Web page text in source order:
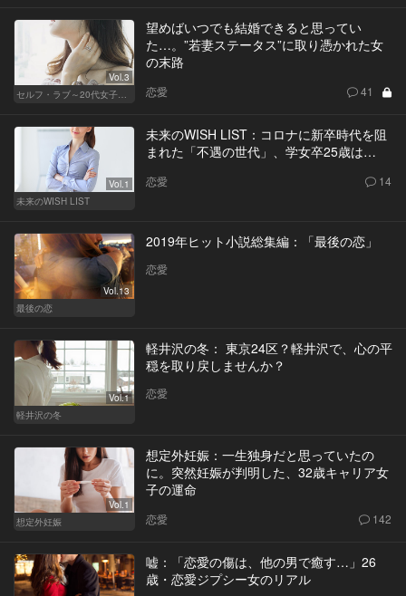
Vol.3
望めばいつでも結婚できると思ってい
た…。”若妻ステータス”に取り憑かれた女
の末路
恋愛 41
Vol.1
未来のWISH LIST
未来のWISH LIST：コロナに新卒時代を阻
まれた「不遇の世代」、学女卒25歳は…
恋愛 14
Vol.13
最後の恋
2019年ヒット小説総集編：「最後の恋」
恋愛
Vol.1
軽井沢の冬
軽井沢の冬： 東京24区？軽井沢で、心の平
穏を取り戻しませんか？
恋愛
Vol.1
想定外妊娠
想定外妊娠：一生独身だと思っていたの
に。突然妊娠が判明した、32歳キャリア女
子の運命
恋愛 142
嘘：「恋愛の傷は、他の男で癒す…」26
歳・恋愛ジプシー女のリアル